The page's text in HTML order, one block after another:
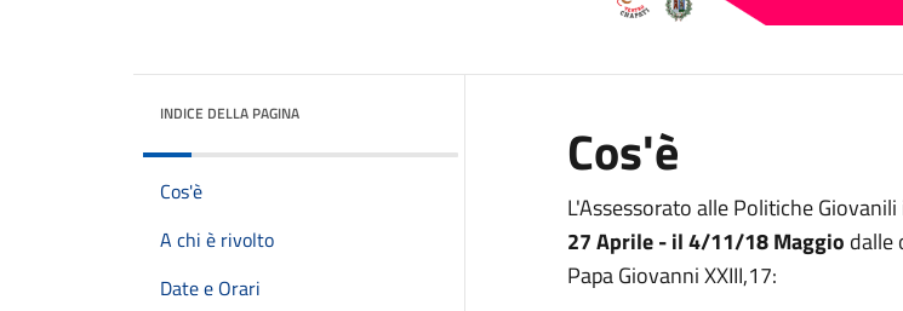
INDICE DELLA PAGINA
Cos'è
A chi è rivolto
Date e Orari
Cos'è
L'Assessorato alle Politiche
27 Aprile - il 4/11/18 Maggio dalle
Papa Giovanni XXIII,17: